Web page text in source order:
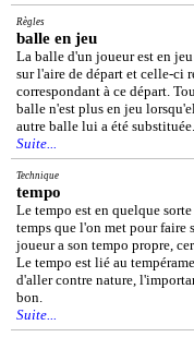
Règles
balle en jeu
La balle d'un joueur est en
sur l'aire de départ et celle-ci
correspondant à ce départ.
balle n'est plus en jeu
autre balle lui a été substituée.
Suite...
Technique
tempo
Le tempo est en quelque
temps que l'on met pour faire
joueur a son tempo propre,
Le tempo est lié au
d'aller contre nature,
bon.
Suite...